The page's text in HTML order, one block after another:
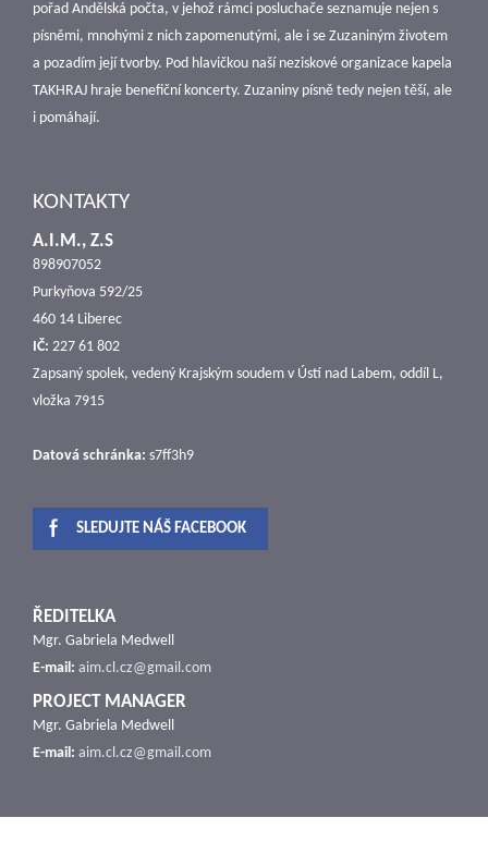
pořad Andělská počta, v jehož rámci posluchače seznamuje nejen s
písněmi, mnohými z nich zapomenutými, ale i se Zuzaniným životem
a pozadím její tvorby. Pod hlavičkou naší neziskové organizace kapela
TAKHRAJ hraje benefiční koncerty. Zuzaniny písně tedy nejen těší, ale
i pomáhají.
KONTAKTY
A.I.M., Z.S
898907052
Purkyňova 592/25
460 14 Liberec
IČ: 227 61 802
Zapsaný spolek, vedený Krajským soudem v Ústí nad Labem, oddíl L,
vložka 7915
Datová schránka: s7ff3h9
SLEDUJTE NÁŠ FACEBOOK
ŘEDITELKA
Mgr. Gabriela Medwell
E-mail: aim.cl.cz@gmail.com
PROJECT MANAGER
Mgr. Gabriela Medwell
E-mail: aim.cl.cz@gmail.com